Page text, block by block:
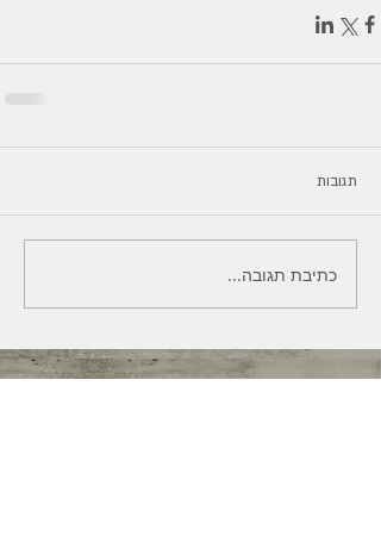
תגובות
כתיבת תגובה...